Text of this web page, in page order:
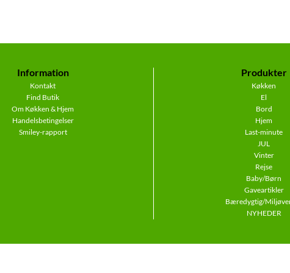
Information
Kontakt
Find Butik
Om Køkken & Hjem
Handelsbetingelser
Smiley-rapport
Produkter
Køkken
El
Bord
Hjem
Last-minute
JUL
Vinter
Rejse
Baby/Børn
Gaveartikler
Bæredygtig/
NYHEDER